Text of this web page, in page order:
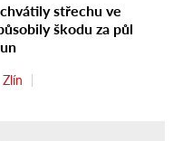
střechu ve
škodu za půl
Zlín